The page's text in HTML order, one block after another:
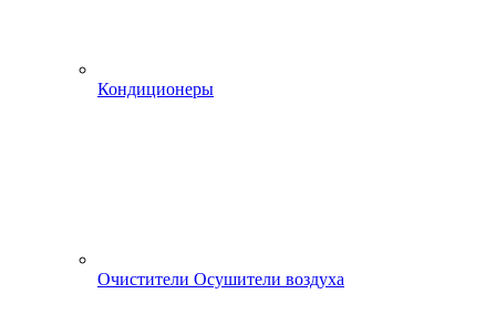
Кондиционеры
Очистители Осушители воздуха